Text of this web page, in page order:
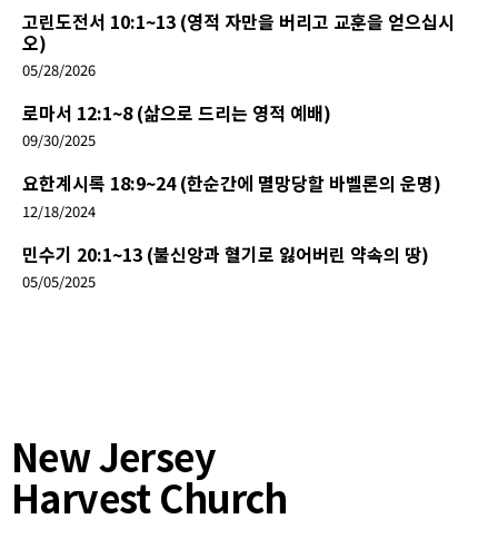
고린도전서 10:1~13 (영적 자만을 버리고 교훈을 얻으십시
오)
05/28/2026
로마서 12:1~8 (삶으로 드리는 영적 예배)
09/30/2025
요한계시록 18:9~24 (한순간에 멸망당할 바벨론의 운명)
12/18/2024
민수기 20:1~13 (불신앙과 혈기로 잃어버린 약속의 땅)
05/05/2025
New Jersey
Harvest Church